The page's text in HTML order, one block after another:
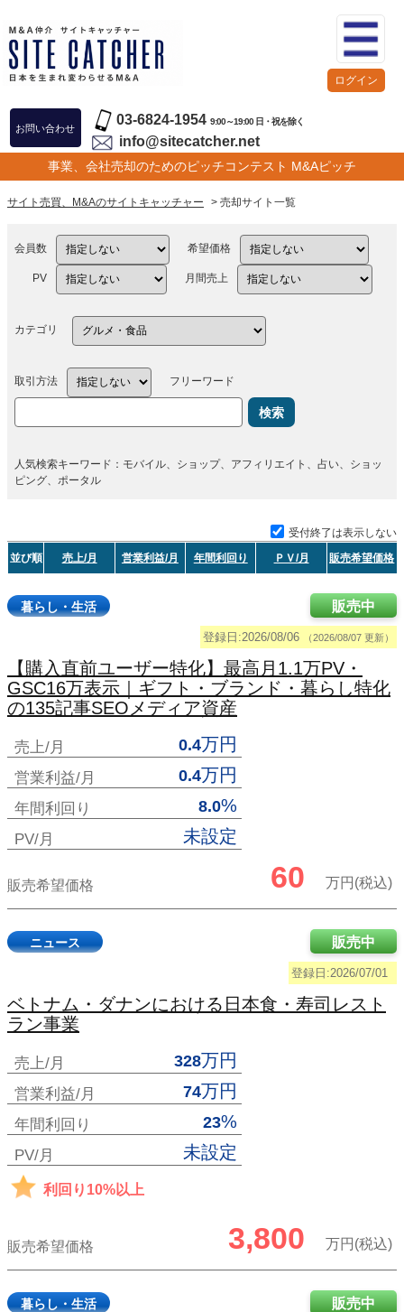
お問い合わせ
03-6824-1954 9:00～19:00 日・祝を除く
info@sitecatcher.net
事業、会社売却のためのピッチコンテスト M&Aピッチ
ログイン
サイト売買、M&Aのサイトキャッチャー > 売却サイト一覧
会員数 希望価格
PV 月間売上
カテゴリ
取引方法 フリーワード
検索
人気検索キーワード：モバイル、ショップ、アフィリエイト、占い、ショッ
ピング、ポータル
受付終了は表示しない
並び順
売上/月 営業利益/月 年間利回り ＰＶ/月 販売希望価格
暮らし・生活
登録日:2026/08/06 （2026/08/07 更新）
販売中
【購入直前ユーザー特化】最高月1.1万PV・
GSC16万表示｜ギフト・ブランド・暮らし特化
の135記事SEOメディア資産
売上/月 0.4万円
営業利益/月 0.4万円
年間利回り 8.0%
PV/月 未設定
販売希望価格 60 万円(税込)
ニュース
登録日:2026/07/01
販売中
ベトナム・ダナンにおける日本食・寿司レスト
ラン事業
売上/月 328万円
営業利益/月 74万円
年間利回り 23%
PV/月 未設定
利回り10%以上
販売希望価格 3,800 万円(税込)
暮らし・生活 販売中